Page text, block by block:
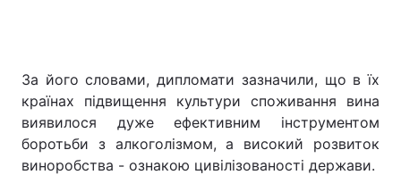
За його словами, дипломати зазначили, що в їх
країнах підвищення культури споживання вина
виявилося дуже ефективним інструментом
боротьби з алкоголізмом, а високий розвиток
виноробства - ознакою цивілізованості держави.